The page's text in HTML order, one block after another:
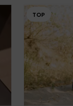
ТОР